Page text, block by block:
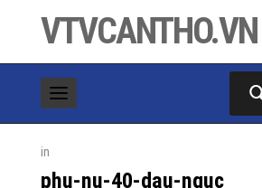
VTVCANTHO.VN
in
phu-nu-40-dau-nguc